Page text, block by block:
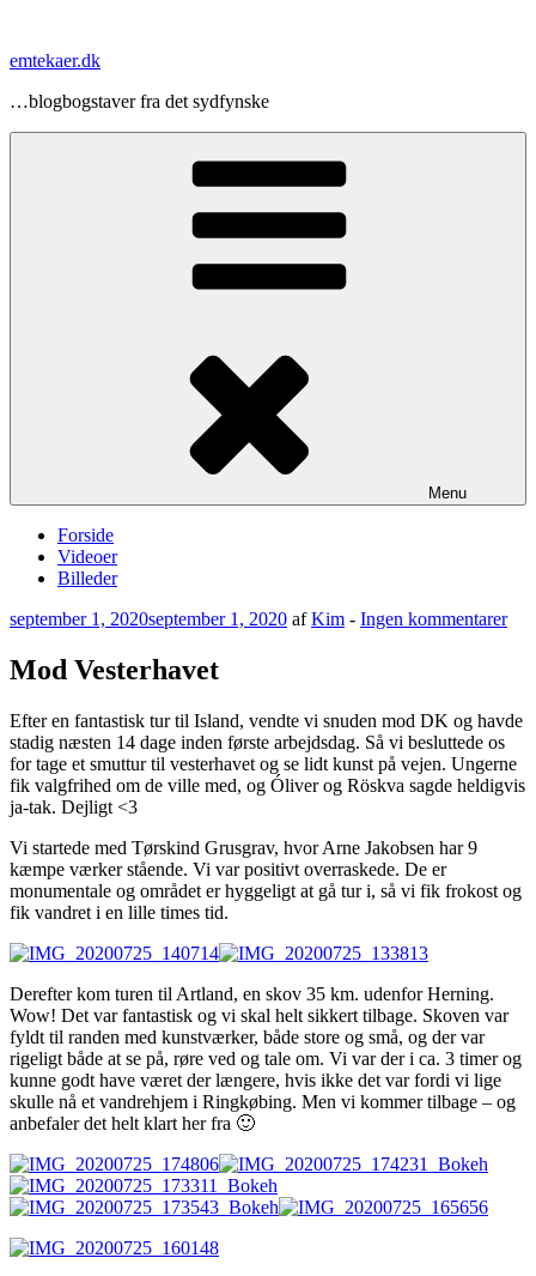
indhold
emtekaer.dk
…blogbogstaver fra det sydfynske
Menu
Forside
Videoer
Billeder
Udgivet
september 1, 2020september 1, 2020 afKim - Ingen kommentarertil
Mod Vesterhavet
Efter en fantastisk tur til Island, vendte vi snuden mod DK og havde
stadig næsten 14 dage inden første arbejdsdag. Så vi besluttede os
for tage et smuttur til vesterhavet og se lidt kunst på vejen. Ungerne
fik valgfrihed om de ville med, og Óliver og Röskva sagde heldigvis
ja-tak. Dejligt <3
Vi startede med Tørskind Grusgrav, hvor Arne Jakobsen har 9
kæmpe værker stående. Vi var positivt overraskede. De er
monumentale og området er hyggeligt at gå tur i, så vi fik frokost og
fik vandret i en lille times tid.
Derefter kom turen til Artland, en skov 35 km. udenfor Herning.
Wow! Det var fantastisk og vi skal helt sikkert tilbage. Skoven var
fyldt til randen med kunstværker, både store og små, og der var
rigeligt både at se på, røre ved og tale om. Vi var der i ca. 3 timer og
kunne godt have været der længere, hvis ikke det var fordi vi lige
skulle nå et vandrehjem i Ringkøbing. Men vi kommer tilbage – og
anbefaler det helt klart her fra 🙂